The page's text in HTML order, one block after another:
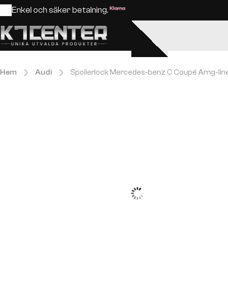
Enkel och säker betalning.
Hem Audi Spoilerlock Mercedes-benz C Coupé Amg-